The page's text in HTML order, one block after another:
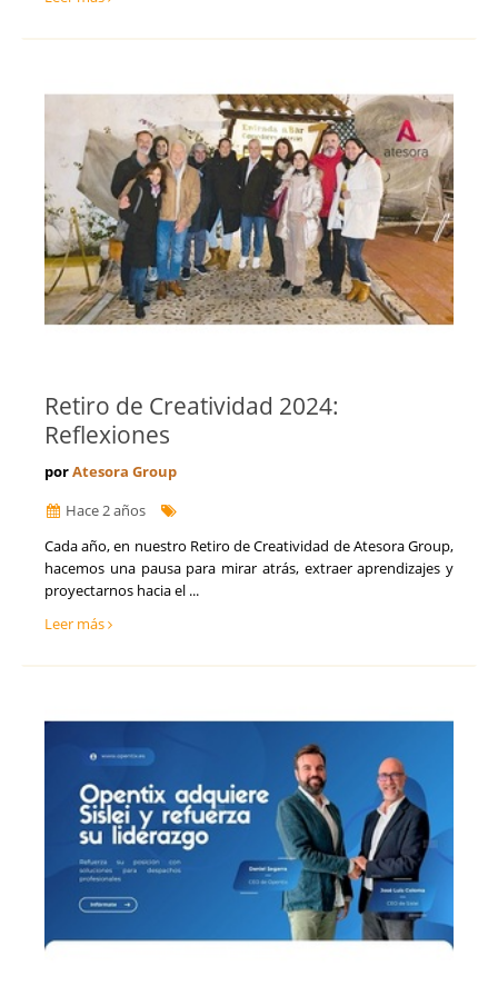
Teruel
Zamora
Zaragoza
Retiro de Creatividad 2024:
Reflexiones
porAtesora Group
Hace 2 años
​Cada año, en nuestro Retiro de Creatividad de ​Atesora Group,
hacemos una pausa para mirar atrás, extraer aprendizajes y
proyectarnos hacia el ...
Leer más